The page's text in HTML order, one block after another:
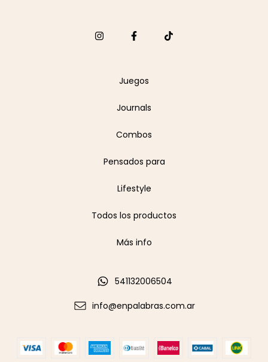
Juegos
Journals
Combos
Pensados para
Lifestyle
Todos los productos
Más info
541132006504
info@enpalabras.com.ar